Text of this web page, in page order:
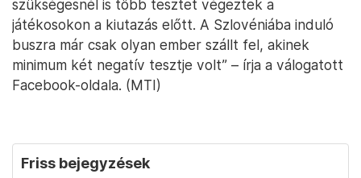
szükségesnél is több tesztet végeztek a
játékosokon a kiutazás előtt. A Szlovéniába induló
buszra már csak olyan ember szállt fel, akinek
minimum két negatív tesztje volt” – írja a válogatott
Facebook-oldala. (MTI)
Friss bejegyzések